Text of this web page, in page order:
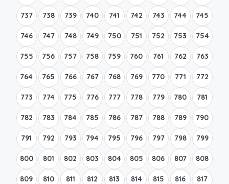
737 738 739 740 741 742 743 744 745
746 747 748 749 750 751 752 753 754
755 756 757 758 759 760 761 762 763
764 765 766 767 768 769 770 771 772
773 774 775 776 777 778 779 780 781
782 783 784 785 786 787 788 789 790
791 792 793 794 795 796 797 798 799
800 801 802 803 804 805 806 807 808
809 810 811 812 813 814 815 816 817